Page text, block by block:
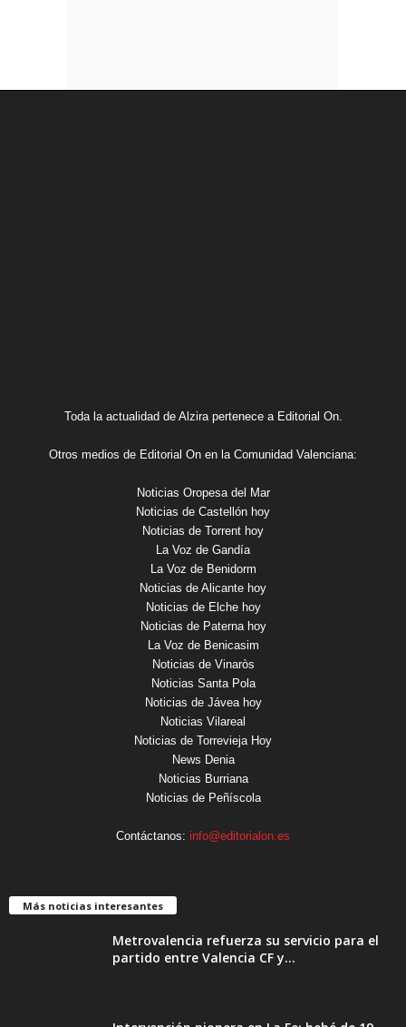
Toda la actualidad de Alzira pertenece a Editorial On.
Otros medios de Editorial On en la Comunidad Valenciana:
Noticias Oropesa del Mar
Noticias de Castellón hoy
Noticias de Torrent hoy
La Voz de Gandía
La Voz de Benidorm
Noticias de Alicante hoy
Noticias de Elche hoy
Noticias de Paterna hoy
La Voz de Benicasim
Noticias de Vinaròs
Noticias Santa Pola
Noticias de Jávea hoy
Noticias Vilareal
Noticias de Torrevieja Hoy
News Denia
Noticias Burriana
Noticias de Peñíscola
Contáctanos: info@editorialon.es
Más noticias interesantes
Metrovalencia refuerza su servicio para el
partido entre Valencia CF y...